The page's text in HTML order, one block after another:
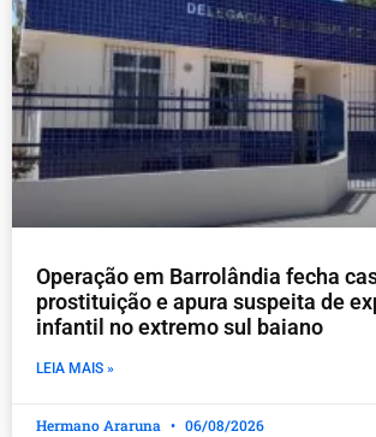
Operação em Barrolândia fecha
prostituição e apura suspeita de
infantil no extremo sul baiano
LEIA MAIS »
Hermano Araruna 06/08/2026